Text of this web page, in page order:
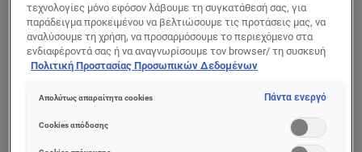
Serum Λάμψης
Μαλλιών
Conditioner για
Λάμψη Μαλλιών
ΠΡΟΒΟΛΉ ΠΡΟΪΌΝΤΟΣ
τεχνολογίες μόνο εφόσον λάβουμε τη συγκατάθεσή σας, για
παράδειγμα προκειμένου να βελτιώσουμε τις προτάσεις μας, να
αναλύσουμε τη χρήση, να προσαρμόσουμε το περιεχόμενο στα
ενδιαφέροντά σας ή να αναγνωρίσουμε τον browser/ τη συσκευή
σας για τη δημιουργία προφίλ με τα ενδιαφέροντά σας και να σας
διαδικτυακές προτάσεις. Μπορείτε να αποδεχθείτε cookies τα
(«Απόρριψη όλων») ή να ρυθμίσετε και να αποθηκεύσετε τις
επιλογές σας («Αποθήκευση επιλογών»). Μπορείτε επίσης, ανά
Πολιτική Προστασίας Προσωπικών Δεδομένων
Απολύτως απαραίτητα cookies Πάντα ενεργό
Cookies απόδοσης